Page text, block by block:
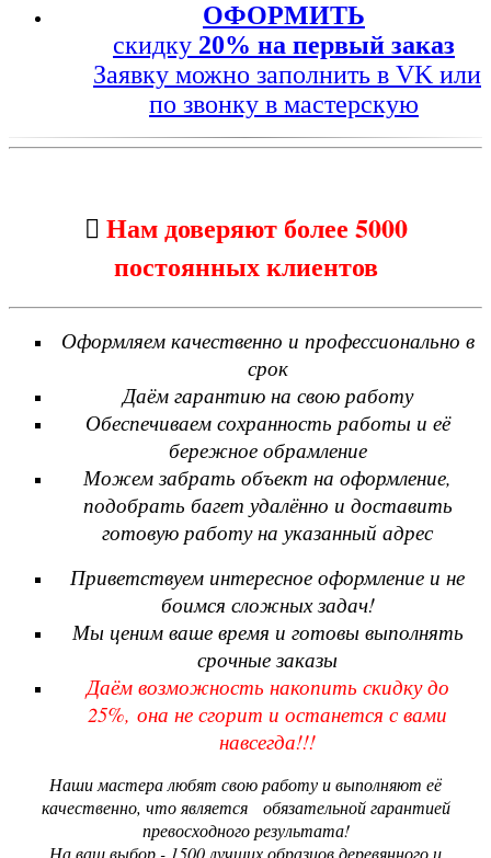
ОФОРМИТЬ
скидку 20% на первый заказ
Заявку можно заполнить в VK или
по звонку в мастерскую
 Нам доверяют более 5000
постоянных клиентов
Оформляем качественно и профессионально в
срок
Даём гарантию на свою работу
Обеспечиваем сохранность работы и её
бережное обрамление
Можем забрать объект на оформление,
подобрать багет удалённо и доставить
готовую работу на указанный адрес
Приветствуем интересное оформление и не
боимся сложных задач!
Мы ценим ваше время и готовы выполнять
срочные заказы
Даём возможность накопить скидкудо
25%, она не сгорит и останется с вами
навсегда!!!
Наши мастера любят свою работу и выполняют её
качественно, что является обязательной гарантией
превосходного результата!
На ваш выбор - 1500 лучших образцов деревянного и